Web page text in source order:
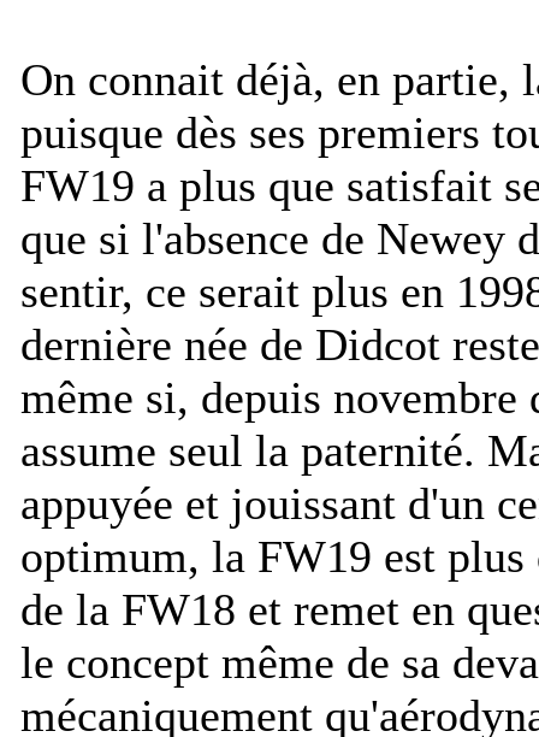
On connait déjà, en partie,
puisque dès ses premiers
FW19 a plus que satisfait
que si l'absence de Newey
sentir, ce serait plus en
dernière née de Didcot
même si, depuis novembre
assume seul la paternité.
appuyée et jouissant d'un
optimum, la FW19 est
de la FW18 et remet en
le concept même de sa
mécaniquement